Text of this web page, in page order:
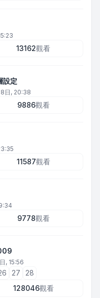
13162觀看
設定
8日, 20:38
9886觀看
11587觀看
9778觀看
, 15:56
27
28
128046觀看